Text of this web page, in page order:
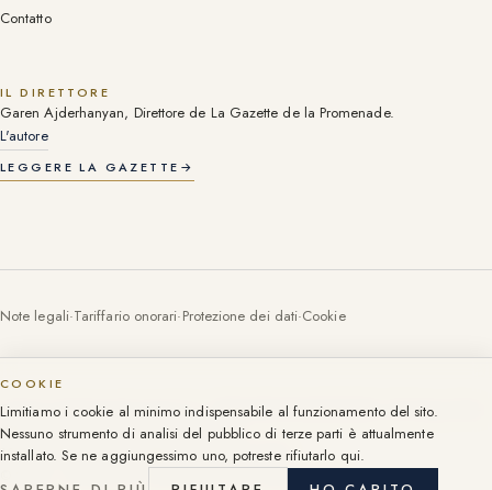
Contatto
IL DIRETTORE
Garen Ajderhanyan, Direttore de La Gazette de la Promenade.
L'autore
LEGGERE LA GAZETTE →
Note legali·Tariffario onorari·Protezione dei dati·Cookie
Tessera professionale (carte T) n. CPI06052016000003055, CCI Nizza-Côte
d'Azur. Tessere per società: note legali.
107 Promenade des Anglais, Nizza, dal 1999.
Groupe 107 Promenade. Tutti i diritti riservati.
COOKIE
Limitiamo i cookie al minimo indispensabile al funzionamento del sito.
Nessuno strumento di analisi del pubblico di terze parti è attualmente
installato. Se ne aggiungessimo uno, potreste rifiutarlo qui.